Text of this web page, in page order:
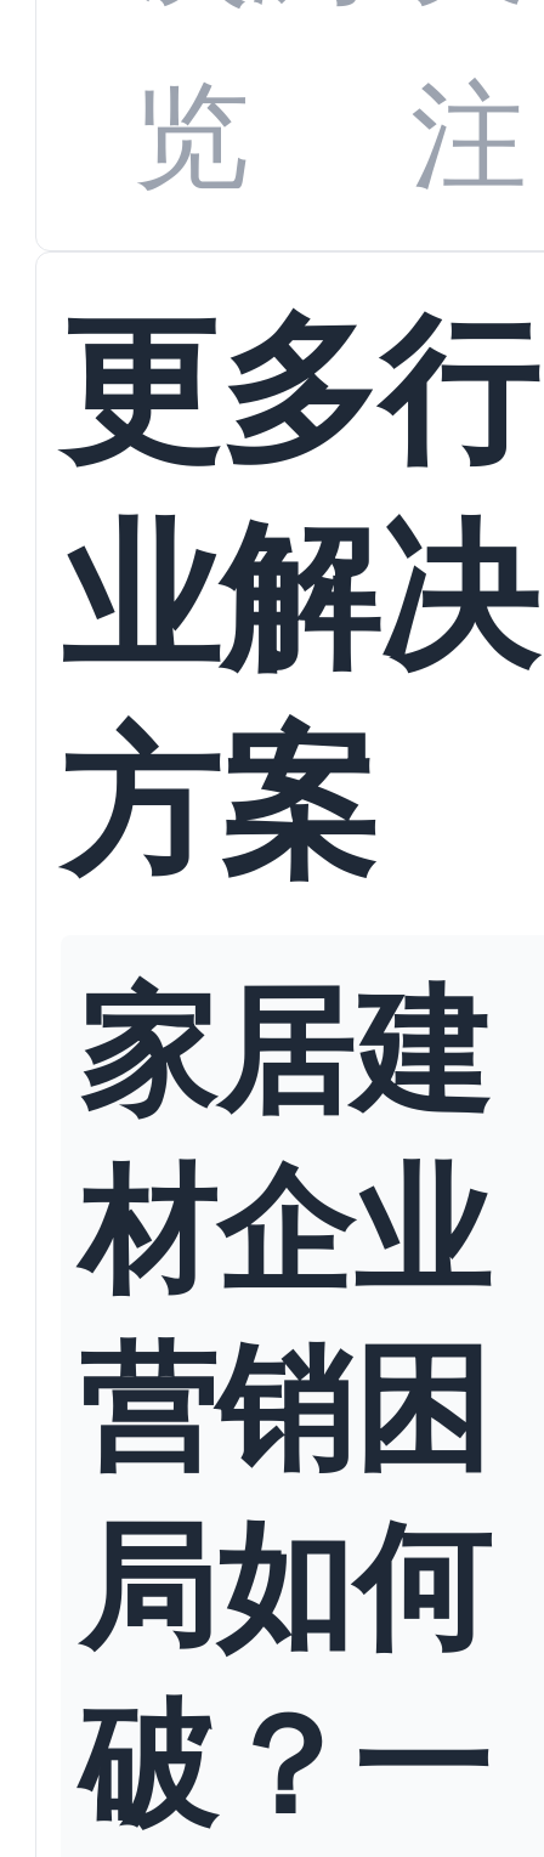
数字化
蜕变
数据对
接
览
注
更多行
业解决
方案
家居建
材企业
营销困
局如何
破？一